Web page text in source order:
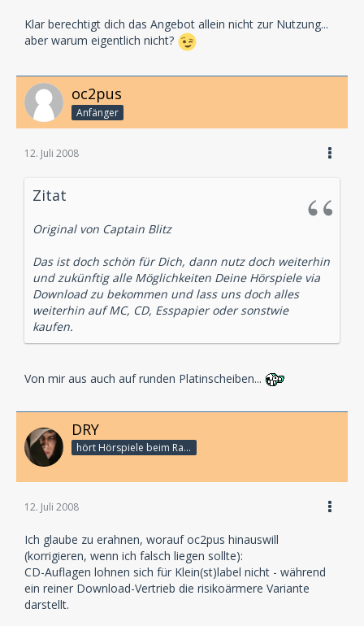
Klar berechtigt dich das Angebot allein nicht zur Nutzung...
aber warum eigentlich nicht?
oc2pus
Anfänger
12. Juli 2008
Zitat
Original von Captain Blitz
Das ist doch schön für Dich, dann nutz doch weiterhin
und zukünftig alle Möglichkeiten Deine Hörspiele via
Download zu bekommen und lass uns doch alles
weiterhin auf MC, CD, Esspapier oder sonstwie
kaufen.
Von mir aus auch auf runden Platinscheiben...
DRY
hört Hörspiele beim Rasenmähen
12. Juli 2008
Ich glaube zu erahnen, worauf oc2pus hinauswill
(korrigieren, wenn ich falsch liegen sollte):
CD-Auflagen lohnen sich für Klein(st)label nicht - während
ein reiner Download-Vertrieb die risikoärmere Variante
darstellt.